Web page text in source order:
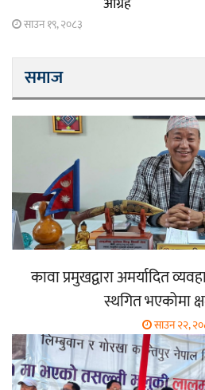
साउन १९, २०८३
समाज
कावा प्रमुखद्वारा अमर्यादित
स्थगित भएकोमा
साउन २२,